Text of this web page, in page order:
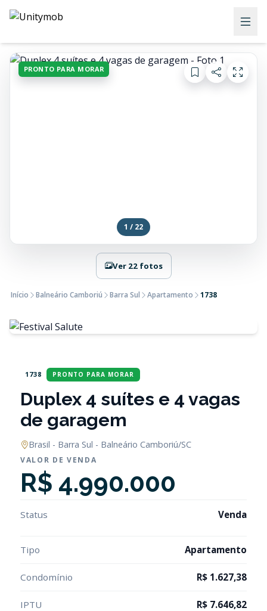
PRONTO PARA MORAR
1 / 22
Ver 22 fotos
Início Balneário Camboriú Barra Sul Apartamento 1738
1738 PRONTO PARA MORAR
Duplex 4 suítes e 4 vagas
de garagem
Brasil - Barra Sul - Balneário Camboriú/SC
VALOR DE VENDA
R$ 4.990.000
Status Venda
Tipo Apartamento
Condomínio R$ 1.627,38
IPTU R$ 7.646,82